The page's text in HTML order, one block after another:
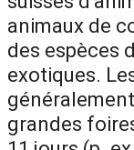
animaux de
des espèces
exotiques.
grandes